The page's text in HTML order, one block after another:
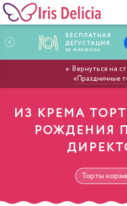
БЕСПЛАТНАЯ
ДЕГУСТАЦИЯ
30 НАЧИНОК
Праздничные
ИЗ КРЕМА
РОЖДЕНИЯ
Торты